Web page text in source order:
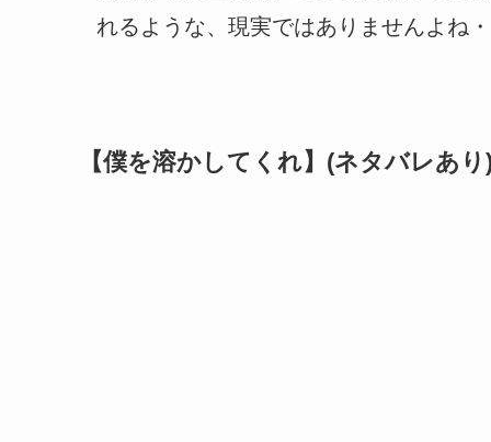
れるような、現実ではありませんよね
【僕を溶かしてくれ】(ネタバレあり